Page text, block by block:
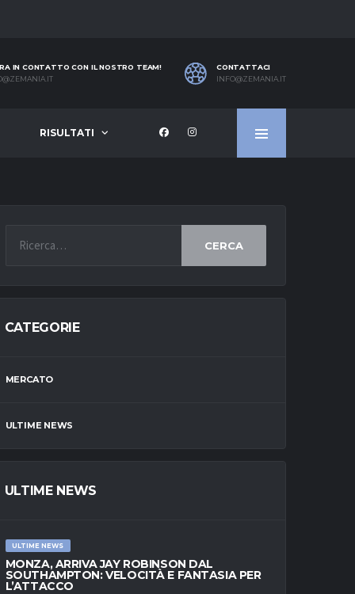
IN CONTATTO CON IL NOSTRO TEAM!
CONTATTACI
INFO@ZEMANIA.IT
RISULTATI
CERCA
CATEGORIE
MERCATO
ULTIME NEWS
ULTIME NEWS
ULTIME NEWS
MONZA, ARRIVA JAY ROBINSON DAL
SOUTHAMPTON: VELOCITÀ E FANTASIA PER
L’ATTACCO